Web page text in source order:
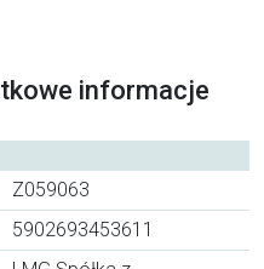
informacje
Z059063
5902693453611